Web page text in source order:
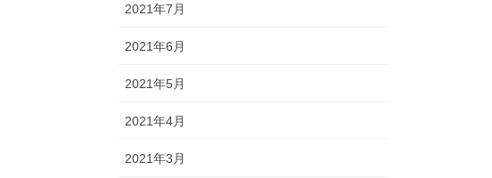
2021年7月
2021年6月
2021年5月
2021年4月
2021年3月